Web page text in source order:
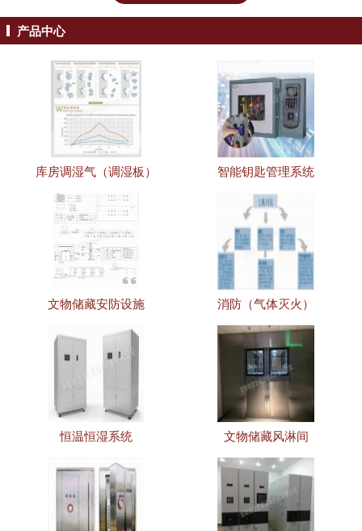
产品中心
库房调湿气（调湿板） 智能钥匙管理系统
文物储藏安防设施 消防（气体灭火）
恒温恒湿系统 文物储藏风淋间